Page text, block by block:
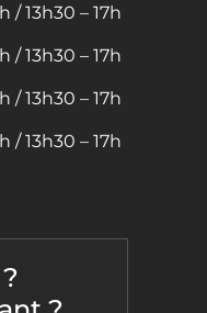
/ 13h30 – 17h
/ 13h30 – 17h
/ 13h30 – 17h
/ 13h30 – 17h